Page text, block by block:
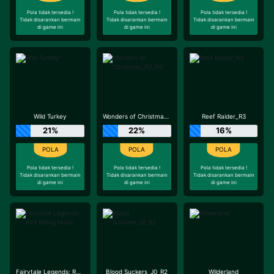
Pola tidak tersedia !
Tidak disarankan bermain
di game ini
Pola tidak tersedia !
Tidak disarankan bermain
di game ini
Pola tidak tersedia !
Tidak disarankan bermain
di game ini
Wild Turkey
21%
Pola tidak tersedia !
Tidak disarankan bermain
di game ini
Wonders of Christmas_R2_F0
22%
Pola tidak tersedia !
Tidak disarankan bermain
di game ini
Reef Raider_R3
16%
Pola tidak tersedia !
Tidak disarankan bermain
di game ini
Fairytale Legends: Red Riding Hood Blood Suckers_J0_R2 Wilderland